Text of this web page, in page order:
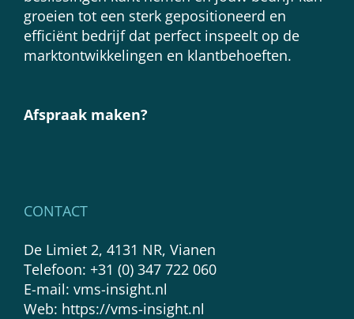
groeien tot een sterk gepositioneerd en
efficiënt bedrijf dat perfect inspeelt op de
marktontwikkelingen en klantbehoeften.
Afspraak maken?
CONTACT
De Limiet 2, 4131 NR, Vianen
Telefoon: +31 (0) 347 722 060
E-mail: vms-insight.nl
Web: https://vms-insight.nl